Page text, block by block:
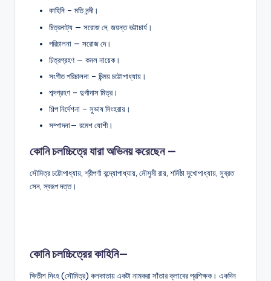
কাহিনি – মতি নন্দী।
চিত্রনাট্য — সরোজ দে, জয়ন্ত ভট্টাচার্য।
পরিচালনা — সরোজ দে।
চিত্রগ্রহণ — কমল নায়েক।
সংগীত পরিচালনা – চিন্ময় চট্টোপাধ্যায়।
শব্দগ্রহণ – দুর্গাদাস মিত্র।
শিল্প নির্দেশনা – সুভাষ সিংহরায়।
সম্পাদনা— রমেশ যোশী।
কোনি চলচ্চিত্রে যারা অভিনয় করেছেন —
সৌমিত্র চট্টোপাধ্যায়, শ্রীপর্ণা বন্দ্যোপাধ্যায়, মৌসুমী রায়, শর্মিষ্ঠা মুখোপাধ্যায়, সুব্রত
সেন, স্বরূপ দত্ত।
কোনি চলচ্চিত্রের কাহিনি—
ক্ষিতীশ সিংহ (সৌমিত্র) কলকাতায় একটা নামকরা সাঁতার ক্লাবের প্রশিক্ষক। একদিন